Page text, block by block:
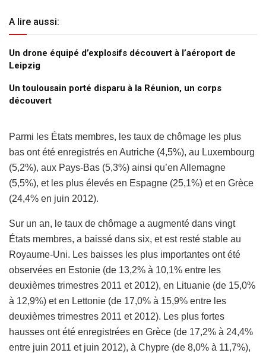
A lire aussi:
Un drone équipé d’explosifs découvert à l’aéroport de
Leipzig
Un toulousain porté disparu à la Réunion, un corps
découvert
Parmi les États membres, les taux de chômage les plus
bas ont été enregistrés en Autriche (4,5%), au Luxembourg
(5,2%), aux Pays-Bas (5,3%) ainsi qu’en Allemagne
(5,5%), et les plus élevés en Espagne (25,1%) et en Grèce
(24,4% en juin 2012).
Sur un an, le taux de chômage a augmenté dans vingt
États membres, a baissé dans six, et est resté stable au
Royaume-Uni. Les baisses les plus importantes ont été
observées en Estonie (de 13,2% à 10,1% entre les
deuxièmes trimestres 2011 et 2012), en Lituanie (de 15,0%
à 12,9%) et en Lettonie (de 17,0% à 15,9% entre les
deuxièmes trimestres 2011 et 2012). Les plus fortes
hausses ont été enregistrées en Grèce (de 17,2% à 24,4%
entre juin 2011 et juin 2012), à Chypre (de 8,0% à 11,7%),